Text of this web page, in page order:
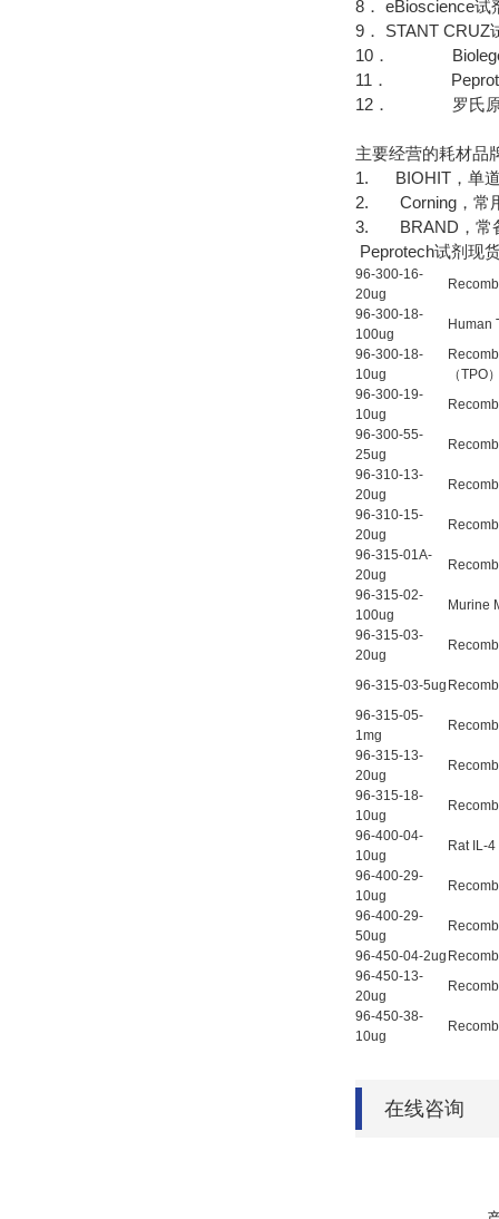
8． eBioscience试
9． STANT CRUZ
10． Biolegend
11． Peprotech
12． 罗氏原料
主要经营的耗材品
1. BIOHIT，单道
2. Corning，常
3. BRAND，常
Peprotech试剂现
96-300-16-
20ug
96-300-18-
100ug
Human
96-300-18-
10ug
（TPO
96-300-19-
10ug
96-300-55-
25ug
96-310-13-
20ug
96-310-15-
20ug
96-315-01A-
20ug
96-315-02-
100ug
Murine
96-315-03-
20ug
96-315-03-5ug
96-315-05-
1mg
96-315-13-
20ug
96-315-18-
10ug
96-400-04-
10ug
Rat IL-4
96-400-29-
10ug
96-400-29-
50ug
96-450-04-2ug
96-450-13-
20ug
96-450-38-
10ug
在线咨询